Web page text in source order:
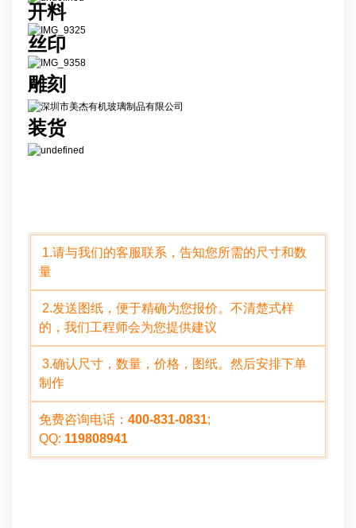
开料
丝印
雕刻
装货
1.请与我们的客服联系，告知您所需的尺寸和数
量
2.发送图纸，便于精确为您报价。不清楚式样
的，我们工程师会为您提供建议
3.确认尺寸，数量，价格，图纸。然后安排下单
制作
免费咨询电话： 400-831-0831;
QQ: 119808941